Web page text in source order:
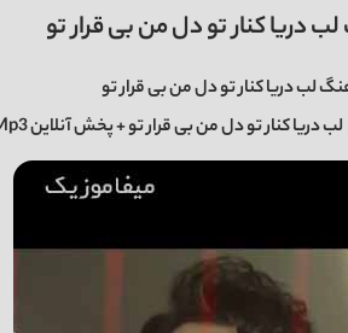
دریا کنار تو دل من بی قرار تو
لب دریا کنار تو دل من بی قرار تو
لب دریا کنار تو دل من بی قرار تو + پخش آنلاین Mp3